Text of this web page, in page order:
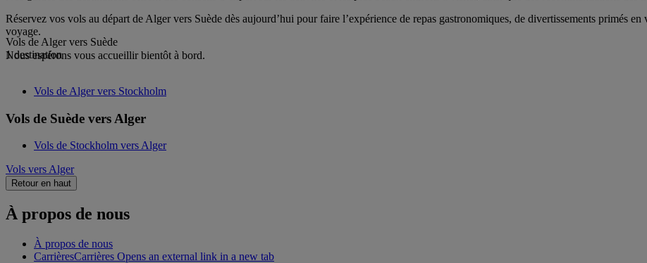
Réservez vos vols au départ de Alger vers Suède dès aujourd’hui pour faire l’expérience de repas gastronomiques, de divertissements primés
voyage.
Nous espérons vous accueillir bientôt à bord.
Vols de Alger vers Suède
1 destination
Vols de Alger vers Stockholm
Vols de Suède vers Alger
Vols de Stockholm vers Alger
Vols vers Alger
Retour en haut
À propos de nous
À propos de nous
CarrièresCarrières Opens an external link in a new tab